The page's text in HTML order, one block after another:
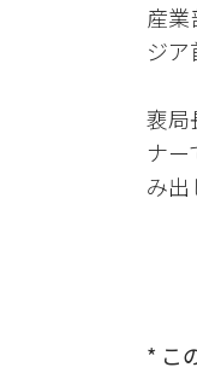
産
ジ
裵局
ナ
み出
* こ